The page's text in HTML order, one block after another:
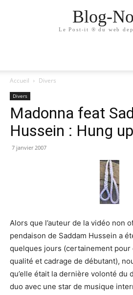
Blog-
Le Post-it ® du web
Accueil Divers
Divers
Madonna feat
Hussein : Hung up
7 janvier 2007
Alors que l’auteur de la vidéo non
pendaison de Saddam Hussein a
quelques jours (certainement pour
qualité et cadrage de débutant),
qu’elle était la dernière volonté du
duo avec une star de musique